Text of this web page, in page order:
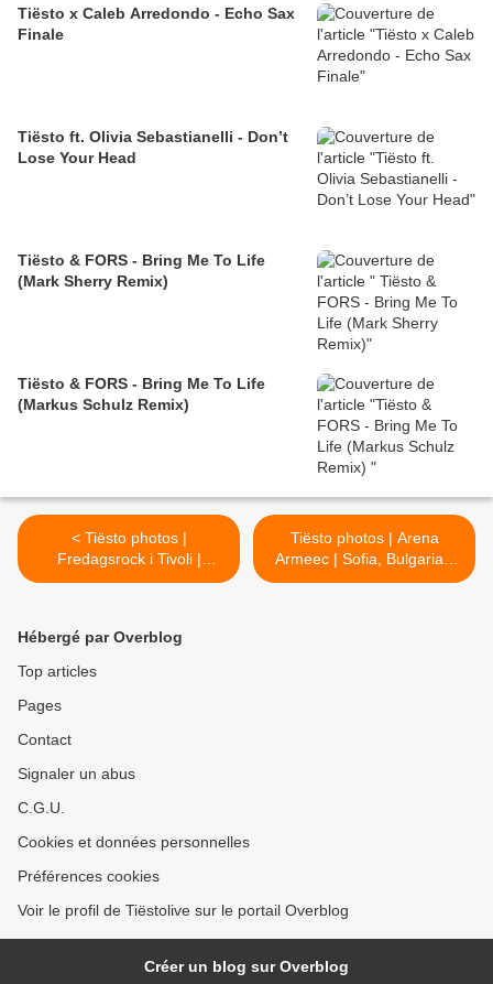
Tiësto x Caleb Arredondo - Echo Sax
Finale
Tiësto ft. Olivia Sebastianelli - Don’t
Lose Your Head
Tiësto & FORS - Bring Me To Life
(Mark Sherry Remix)
Tiësto & FORS - Bring Me To Life
(Markus Schulz Remix)
< Tiësto photos |
Fredagsrock i Tivoli |
Copenhagen, Denmark -
Tiësto photos | Arena
Armeec | Sofia, Bulgaria -
june 05, 2016 >
Hébergé par Overblog
Top articles
Pages
Contact
Signaler un abus
C.G.U.
Cookies et données personnelles
Préférences cookies
Voir le profil de Tiëstolive sur le portail Overblog
Créer un blog sur Overblog